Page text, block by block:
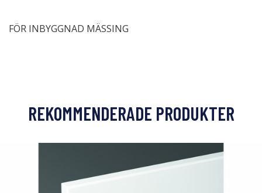
FÖR INBYGGNAD MÄSSING
REKOMMENDERADE PRODUKTER